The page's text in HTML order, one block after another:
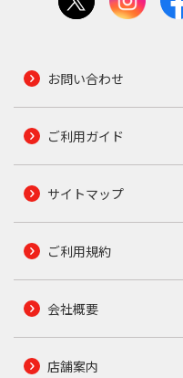
お問い合わせ
ご利用ガイド
サイトマップ
ご利用規約
会社概要
店舗案内